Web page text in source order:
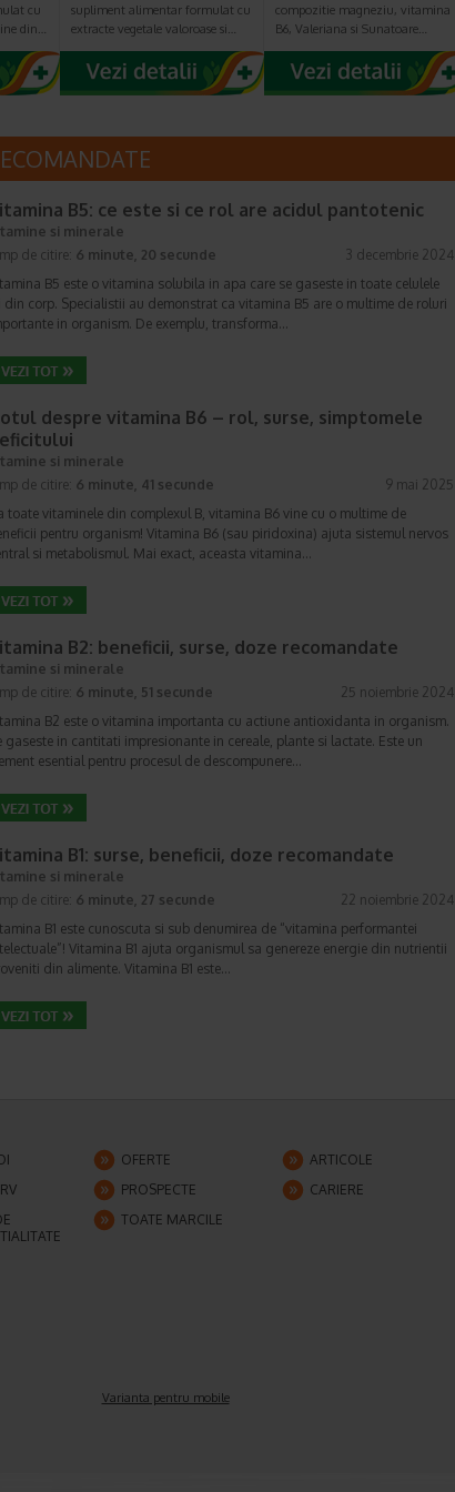
cu
din…
supliment alimentar formulat cu
extracte vegetale valoroase si…
compozitie magneziu, vitamina
B6, Valeriana si Sunatoare…
B5: ce este si ce rol are acidul pantotenic
si minerale
de citire: 6 minute, 20 secunde
3 decembrie 2024
B5 este o vitamina solubila in apa care se gaseste in toate celulele
din corp. Specialistii au demonstrat ca vitamina B5 are o multime de roluri
in organism. De exemplu, transforma…
despre vitamina B6 – rol, surse, simptomele
si minerale
de citire: 6 minute, 41 secunde
9 mai 2025
toate vitaminele din complexul B, vitamina B6 vine cu o multime de
pentru organism! Vitamina B6 (sau piridoxina) ajuta sistemul nervos
si metabolismul. Mai exact, aceasta vitamina…
B2: beneficii, surse, doze recomandate
si minerale
de citire: 6 minute, 51 secunde
25 noiembrie 2024
B2 este o vitamina importanta cu actiune antioxidanta in organism.
gaseste in cantitati impresionante in cereale, plante si lactate. Este un
esential pentru procesul de descompunere…
B1: surse, beneficii, doze recomandate
si minerale
de citire: 6 minute, 27 secunde
22 noiembrie 2024
B1 este cunoscuta si sub denumirea de “vitamina performantei
Vitamina B1 ajuta organismul sa genereze energie din nutrientii
din alimente. Vitamina B1 este…
OFERTE
ARTICOLE
PROSPECTE
CARIERE
TOATE MARCILE
Varianta pentru mobile